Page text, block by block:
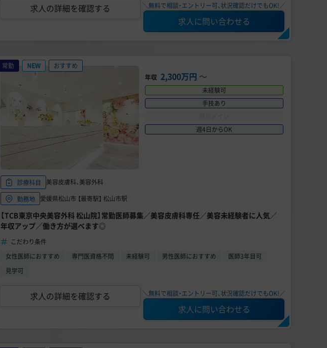
求人の詳細を確認する ＼無料で相談・エントリー可、状況確認だけでもOK!／
求人に問い合わせる
常勤 NEW
おすすめ
年収 2,300万円 〜
未経験可
手技あり
週4日からOK
診療科目
美容皮膚科、美容外科
勤務地
愛媛県松山市 【最寄駅】 松山市駅
【TCB東京中央美容外科 松山院】常勤医師募集／美容皮膚科専任／美容未経験者に人気／
年収アップ／働き方が選べます◎
こだわり条件
女性医師におすすめ
専門医資格不問 未経験可 男性医師におすすめ
医師3年目可
見学可
求人の詳細を確認する ＼無料で相談・エントリー可、状況確認だけでもOK!／
求人に問い合わせる